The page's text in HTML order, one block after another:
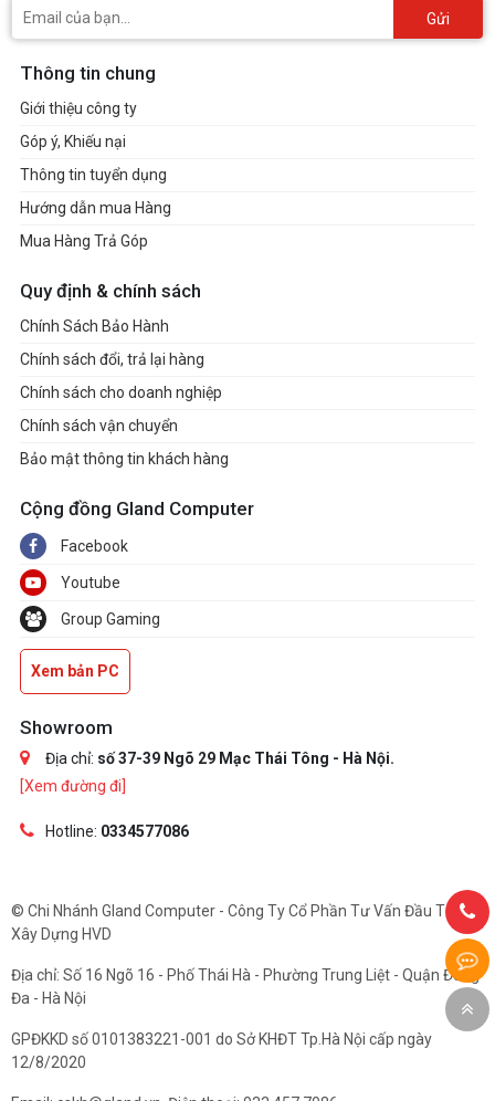
Gửi
Thông tin chung
Giới thiệu công ty
Góp ý, Khiếu nại
Thông tin tuyển dụng
Hướng dẫn mua Hàng
Mua Hàng Trả Góp
Quy định & chính sách
Chính Sách Bảo Hành
Chính sách đổi, trả lại hàng
Chính sách cho doanh nghiệp
Chính sách vận chuyển
Bảo mật thông tin khách hàng
Cộng đồng Gland Computer
Facebook
Youtube
Group Gaming
Xem bản PC
Showroom
Địa chỉ: số 37-39 Ngõ 29 Mạc Thái Tông - Hà Nội.
[Xem đường đi]
Hotline: 0334577086
© Chi Nhánh Gland Computer - Công Ty Cổ Phần Tư Vấn Đầu Tư Và
Xây Dựng HVD
Địa chỉ: Số 16 Ngõ 16 - Phố Thái Hà - Phường Trung Liệt - Quận Đống
Đa - Hà Nội
GPĐKKD số 0101383221-001 do Sở KHĐT Tp.Hà Nội cấp ngày
12/8/2020